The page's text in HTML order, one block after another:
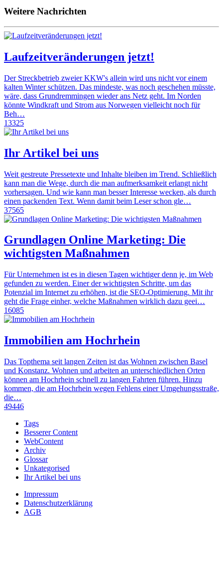
Weitere Nachrichten
Laufzeitveränderungen jetzt!
Der Streckbetrieb zweier KKW's allein wird uns nicht vor einem
kalten Winter schützen. Das mindeste, was noch geschehen müsste,
wäre, dass Grundremmingen wieder ans Netz geht. Im Norden
könnte Windkraft und Strom aus Norwegen vielleicht noch für
Beh…
13325
Ihr Artikel bei uns
Weit gestreute Pressetexte und Inhalte bleiben im Trend. Schließlich
kann man die Wege, durch die man aufmerksamkeit erlangt nicht
vorhersagen. Und wie kann man besser Interesse wecken, als durch
einen packenden Text. Wenn damit beim Leser schon gle…
37565
Grundlagen Online Marketing: Die
wichtigsten Maßnahmen
Für Unternehmen ist es in diesen Tagen wichtiger denn je, im Web
gefunden zu werden. Einer der wichtigsten Schritte, um das
Potenzial im Internet zu erhöhen, ist die SEO-Optimierung. Mit ihr
geht die Frage einher, welche Maßnahmen wirklich dazu geei…
16085
Immobilien am Hochrhein
Das Topthema seit langen Zeiten ist das Wohnen zwischen Basel
und Konstanz. Wohnen und arbeiten an unterschiedlichen Orten
können am Hochrhein schnell zu langen Fahrten führen. Hinzu
kommen, die am Hochrhein wegen Fehlens einer Umgehungsstraße,
die…
49446
Tags
Besserer Content
WebContent
Archiv
Glossar
Unkategorised
Ihr Artikel bei uns
Impressum
Datenschutzerklärung
AGB